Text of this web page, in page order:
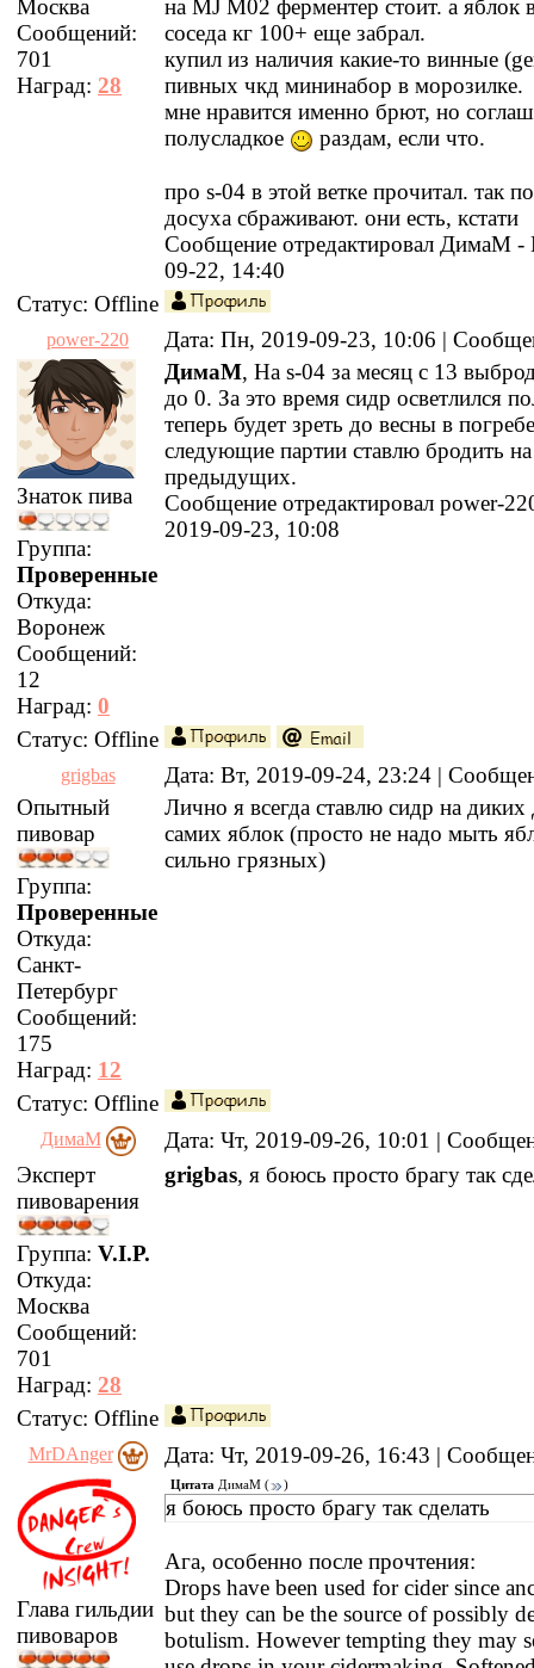
Москва
Сообщений:
701
Наград: 28
на MJ M02 ферментер стоит. а яблок
соседа кг 100+ еще забрал.
купил из наличия какие-то винные
пивных чкд мининабор в морозилке.
мне нравится именно брют, но
полусладкое
раздам, если что.
про s-04 в этой ветке прочитал. так
досуха сбраживают. они есть, кстати
Сообщение отредактировал ДимаМ -
09-22, 14:40
Статус: Offline
power-220 Дата: Пн, 2019-09-23, 10:06 |
Знаток пива
Группа:
Проверенные
Откуда:
Воронеж
Сообщений:
12
Наград: 0
ДимаМ, На s-04 за месяц с 13
до 0. За это время сидр осветлился
теперь будет зреть до весны в
следующие партии ставлю бродить на
предыдущих.
Сообщение отредактировал power-
2019-09-23, 10:08
Статус: Offline
grigbas
Дата: Вт, 2019-09-24, 23:24 |
Опытный
пивовар
Группа:
Проверенные
Откуда:
Санкт-
Петербург
Сообщений:
175
Наград: 12
Лично я всегда ставлю сидр на
самих яблок (просто не надо мыть
сильно грязных)
Статус: Offline
ДимаМ
Дата: Чт, 2019-09-26, 10:01 |
Эксперт
пивоварения
Группа: V.I.P.
Откуда:
Москва
Сообщений:
701
Наград: 28
grigbas, я боюсь просто брагу так
Статус: Offline
MrDAnger Дата: Чт, 2019-09-26, 16:43 |
Глава гильдии
пивоваров
Цитата ДимаМ ( )
я боюсь просто брагу так сделать
Ага, особенно после прочтения:
Drops have been used for cider since
but they can be the source of possibly
botulism. However tempting they may